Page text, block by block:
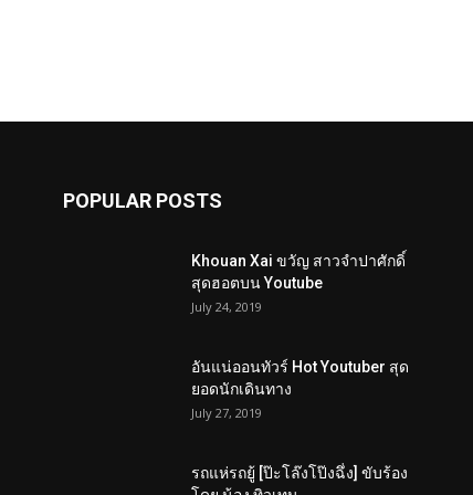
POPULAR POSTS
Khouan Xai ขวัญ สาวจำปาศักดิ์
สุดฮอตบน Youtube
July 24, 2019
อันแน่ออนทัวร์ Hot Youtuber สุด
ยอดนักเดินทาง
July 27, 2019
รถแห่รถยู้ [ป๊ะโล๊งโป๊งฉึ่ง] ขับร้อง